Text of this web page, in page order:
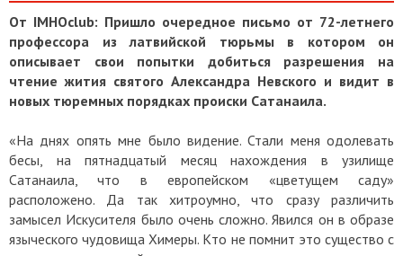
От IMHOclub: Пришло очередное письмо от 72-летнего
профессора из латвийской тюрьмы в котором он
описывает свои попытки добиться разрешения на
чтение жития святого Александра Невского и видит в
новых тюремных порядках происки Сатанаила.
«На днях опять мне было видение. Стали меня одолевать
бесы, на пятнадцатый месяц нахождения в узилище
Сатанаила, что в европейском «цветущем саду»
расположено. Да так хитроумно, что сразу различить
замысел Искусителя было очень сложно. Явился он в образе
языческого чудовища Химеры. Кто не помнит это существо с